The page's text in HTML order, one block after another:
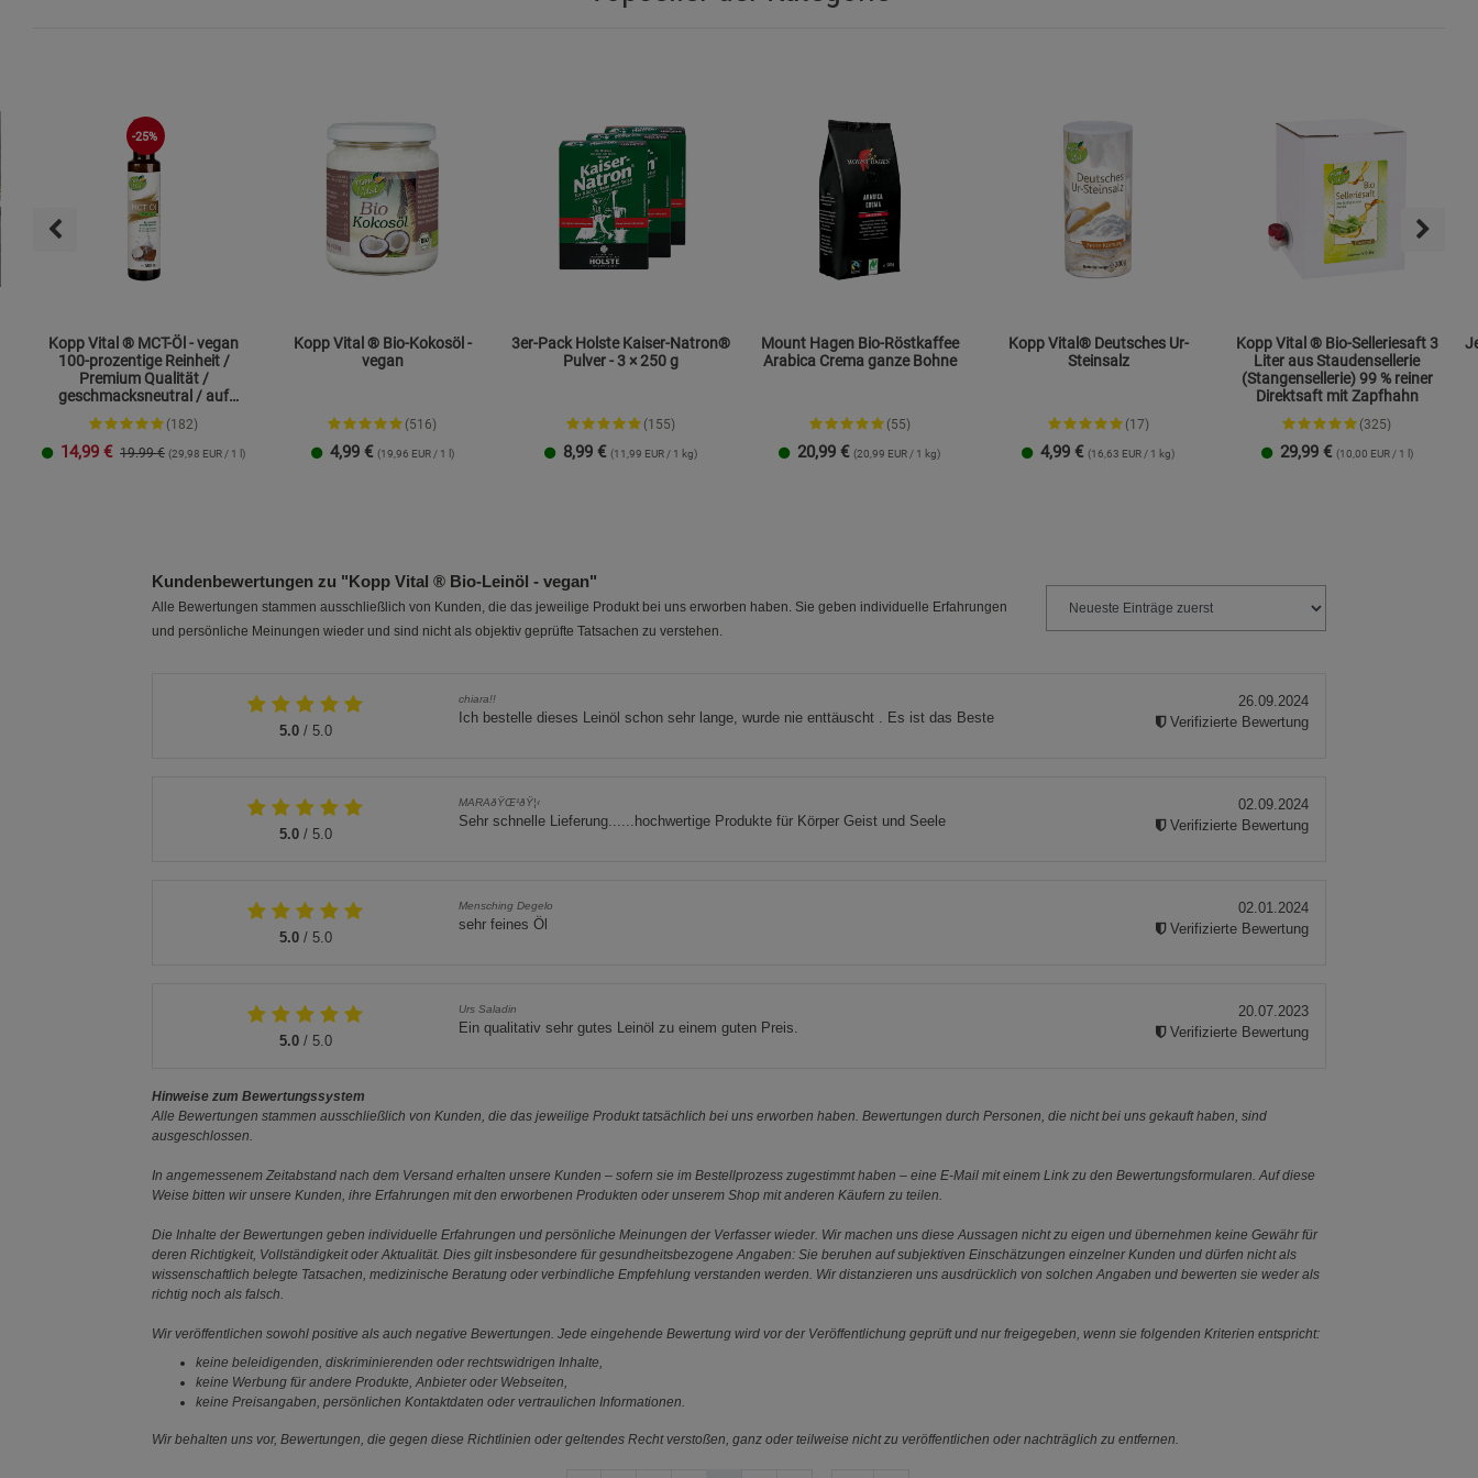
-25%
Kopp Vital ® MCT-Öl - vegan
100-prozentige Reinheit /
Premium Qualität /
geschmacksneutral / auf
Kokosölbasis
(182)
14,99 € 19.99 € (29,98 EUR / 1 l)
Kopp Vital ® Bio-Kokosöl -
vegan
(516)
4,99 € (19,96 EUR / 1 l)
3er-Pack Holste Kaiser-Natron®
Pulver - 3 × 250 g
(155)
8,99 € (11,99 EUR / 1 kg)
Mount Hagen Bio-Röstkaffee
Arabica Crema ganze Bohne
(55)
20,99 € (20,99 EUR / 1 kg)
Kopp Vital® Deutsches Ur-
Steinsalz
(17)
4,99 € (16,63 EUR / 1 kg)
Kopp Vital ® Bio-Selleriesaft 3
Liter aus Staudensellerie
(Stangensellerie) 99 % reiner
Direktsaft mit Zapfhahn
(325)
29,99 € (10,00 EUR / 1 l)
Kundenbewertungen zu "Kopp Vital ® Bio-Leinöl - vegan"
Alle Bewertungen stammen ausschließlich von Kunden, die das jeweilige Produkt bei uns erworben haben. Sie geben individuelle Erfahrungen
und persönliche Meinungen wieder und sind nicht als objektiv geprüfte Tatsachen zu verstehen.
5.0/ 5.0
chiara!!
Ich bestelle dieses Leinöl schon sehr lange, wurde nie enttäuscht . Es ist das Beste
26.09.2024
Verifizierte Bewertung
5.0/ 5.0
MARAðŸŒ¹ðŸ¦‹
Sehr schnelle Lieferung......hochwertige Produkte für Körper Geist und Seele
02.09.2024
Verifizierte Bewertung
5.0/ 5.0
Mensching Degelo
sehr feines Öl
02.01.2024
Verifizierte Bewertung
5.0/ 5.0
Urs Saladin
Ein qualitativ sehr gutes Leinöl zu einem guten Preis.
20.07.2023
Verifizierte Bewertung
Hinweise zum Bewertungssystem
Alle Bewertungen stammen ausschließlich von Kunden, die das jeweilige Produkt tatsächlich bei uns erworben haben. Bewertungen durch Personen, die nicht bei uns gekauft haben, sind
ausgeschlossen.
In angemessenem Zeitabstand nach dem Versand erhalten unsere Kunden – sofern sie im Bestellprozess zugestimmt haben – eine E-Mail mit einem Link zu den Bewertungsformularen. Auf diese
Weise bitten wir unsere Kunden, ihre Erfahrungen mit den erworbenen Produkten oder unserem Shop mit anderen Käufern zu teilen.
Die Inhalte der Bewertungen geben individuelle Erfahrungen und persönliche Meinungen der Verfasser wieder. Wir machen uns diese Aussagen nicht zu eigen und übernehmen keine Gewähr für
deren Richtigkeit, Vollständigkeit oder Aktualität. Dies gilt insbesondere für gesundheitsbezogene Angaben: Sie beruhen auf subjektiven Einschätzungen einzelner Kunden und dürfen nicht als
wissenschaftlich belegte Tatsachen, medizinische Beratung oder verbindliche Empfehlung verstanden werden. Wir distanzieren uns ausdrücklich von solchen Angaben und bewerten sie weder als
richtig noch als falsch.
Wir veröffentlichen sowohl positive als auch negative Bewertungen. Jede eingehende Bewertung wird vor der Veröffentlichung geprüft und nur freigegeben, wenn sie folgenden Kriterien entspricht:
keine beleidigenden, diskriminierenden oder rechtswidrigen Inhalte,
keine Werbung für andere Produkte, Anbieter oder Webseiten,
keine Preisangaben, persönlichen Kontaktdaten oder vertraulichen Informationen.
Wir behalten uns vor, Bewertungen, die gegen diese Richtlinien oder geltendes Recht verstoßen, ganz oder teilweise nicht zu veröffentlichen oder nachträglich zu entfernen.
Marketing Cookies (3) Marketing Cookies
Beschreibung Marketing Cookies
Cookie-Informationen anzeigen
Datenschutzerklärung